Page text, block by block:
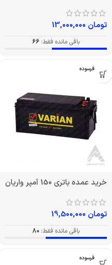
تومان
باقی مانده فقط: 66
بدون فرسوده
خرید عمده باتری 150 آمپر واریان
تومان
باقی مانده فقط: 80
بدون فرسوده